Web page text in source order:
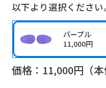
以下より選択ください。
パープル
11,000円
価格： 11,000円（